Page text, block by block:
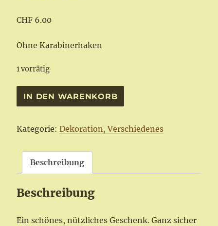
CHF 6.00
Ohne Karabinerhaken
1 vorrätig
Schlüsselanhänger
Rennauto
IN DEN WARENKORB
Kategorie:Dekoration, Verschiedenes
Beschreibung
Beschreibung
Ein schönes, nützliches Geschenk. Ganz sicher